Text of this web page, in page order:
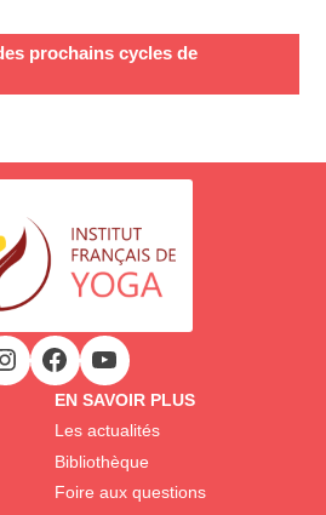
prochains cycles de
EN SAVOIR PLUS
Les actualités
Bibliothèque
Foire aux questions